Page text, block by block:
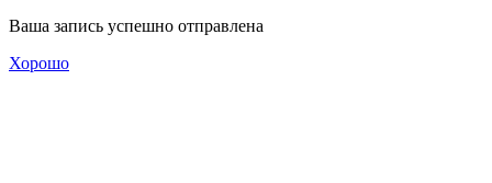
Ваша запись успешно отправлена
Хорошо